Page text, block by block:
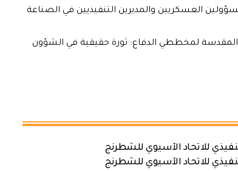
العسكريين والمديرين التنفيذيين في الصناعة
المقدسة لمخططي الدفاع: ثورة حقيقية في الشؤون
للاتحاد الآسيوي للشطرنج
للاتحاد الآسيوي للشطرنج